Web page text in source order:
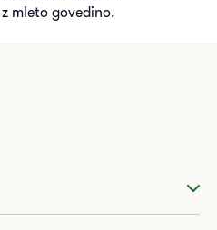
mleto govedino.